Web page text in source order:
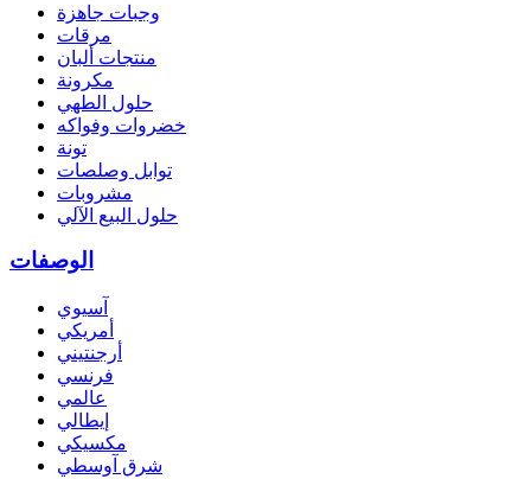
وجبات جاهزة
مرقات
منتجات ألبان
مكرونة
حلول الطهي
خضروات وفواكه
تونة
توابل وصلصات
مشروبات
حلول البيع الآلي
الوصفات
آسيوي
أمريكي
أرجنتيني
فرنسي
عالمي
إيطالي
مكسيكي
شرق آوسطي